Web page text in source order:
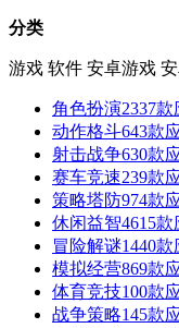
分类
游戏 软件 安卓游戏
角色扮演2337款
动作格斗643款
射击战争630款
赛车竞速239款
策略塔防974款
休闲益智4615款
冒险解谜1440款
模拟经营869款
体育竞技100款
战争策略145款